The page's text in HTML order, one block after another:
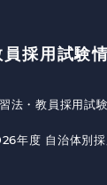
員採用試験
法・教員採用試
年度 自治体別